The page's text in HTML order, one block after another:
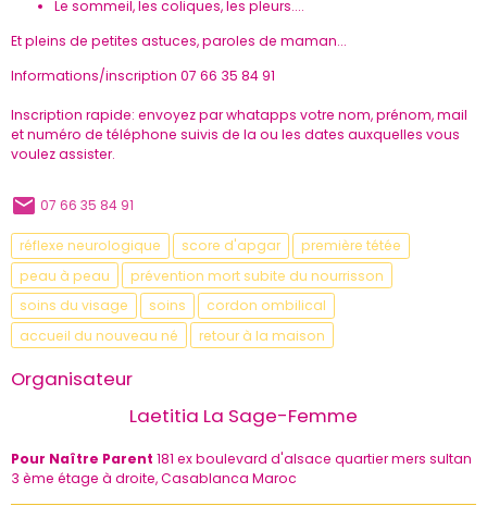
Le sommeil, les coliques, les pleurs....
Et pleins de petites astuces, paroles de maman...
Informations/inscription 07 66 35 84 91
Inscription rapide: envoyez par whatapps votre nom, prénom, mail
et numéro de téléphone suivis de la ou les dates auxquelles vous
voulez assister.
07 66 35 84 91
réflexe neurologique score d'apgar
première tétée
peau à peau
prévention mort subite du nourrisson
soins du visage
soins
cordon ombilical
accueil du nouveau né
retour à la maison
Organisateur
Laetitia La Sage-Femme
Pour Naître Parent 181 ex boulevard d'alsace quartier mers sultan
3 ème étage à droite, Casablanca Maroc